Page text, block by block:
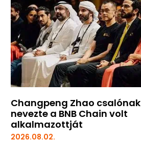
Changpeng Zhao csalónak
nevezte a BNB Chain volt
alkalmazottját
2026.08.02.